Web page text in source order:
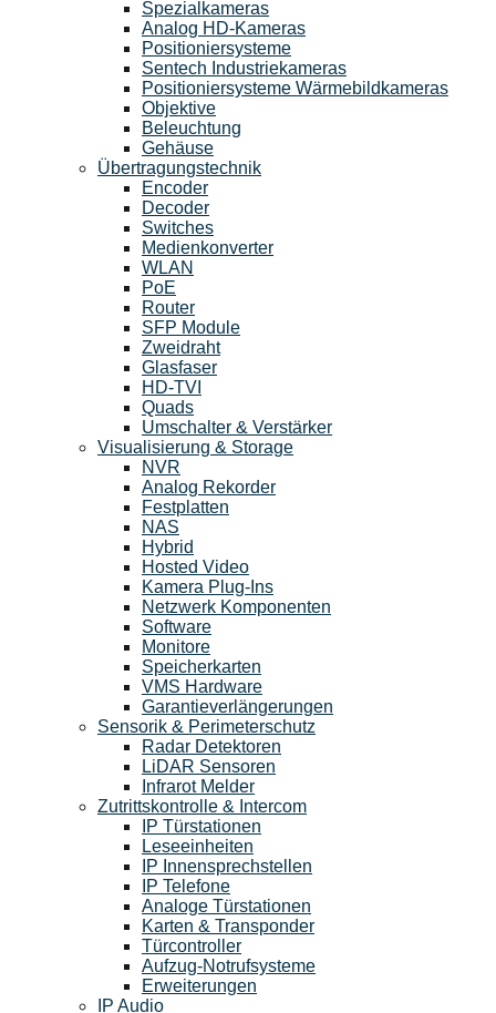
Spezialkameras
Analog HD-Kameras
Positioniersysteme
Sentech Industriekameras
Positioniersysteme Wärmebildkameras
Objektive
Beleuchtung
Gehäuse
Übertragungstechnik
Encoder
Decoder
Switches
Medienkonverter
WLAN
PoE
Router
SFP Module
Zweidraht
Glasfaser
HD-TVI
Quads
Umschalter & Verstärker
Visualisierung & Storage
NVR
Analog Rekorder
Festplatten
NAS
Hybrid
Hosted Video
Kamera Plug-Ins
Netzwerk Komponenten
Software
Monitore
Speicherkarten
VMS Hardware
Garantieverlängerungen
Sensorik & Perimeterschutz
Radar Detektoren
LiDAR Sensoren
Infrarot Melder
Zutrittskontrolle & Intercom
IP Türstationen
Leseeinheiten
IP Innensprechstellen
IP Telefone
Analoge Türstationen
Karten & Transponder
Türcontroller
Aufzug-Notrufsysteme
Erweiterungen
IP Audio